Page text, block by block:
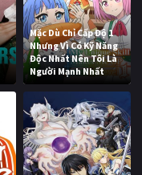
Mặc Dù Chỉ Cấp Độ 1
Nhưng Vì Có Kỹ Năng
Độc Nhất Nên Tôi Là
Người Mạnh Nhất